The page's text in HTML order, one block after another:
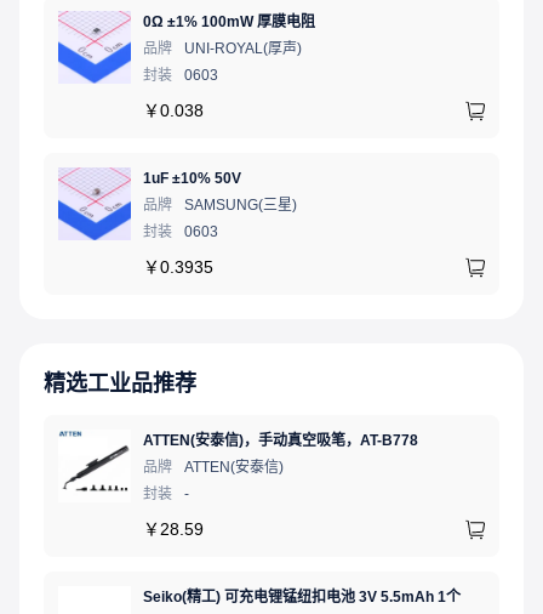
0Ω ±1% 100mW 厚膜电阻
品牌
UNI-ROYAL(厚声)
封装
0603
￥0.038
1uF ±10% 50V
品牌
SAMSUNG(三星)
封装
0603
￥0.3935
精选工业品推荐
ATTEN(安泰信)，手动真空吸笔，AT-B778
品牌
ATTEN(安泰信)
封装
-
￥ 28.59
Seiko(精工) 可充电锂锰纽扣电池 3V 5.5mAh 1个